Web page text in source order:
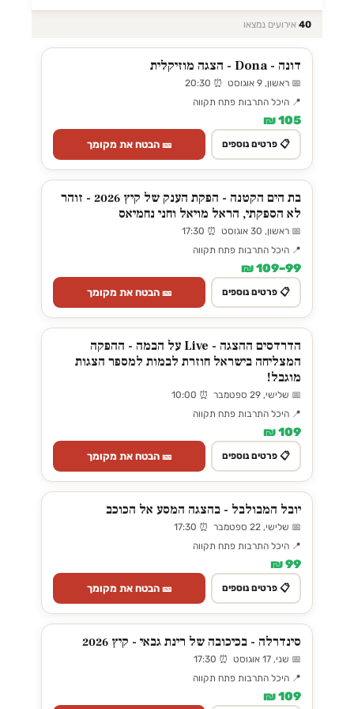
40 אירועים נמצאו
דונה - Dona - הצגה מוזיקלית
📅 ראשון, 9 אוגוסט ⏰ 20:30
📍 היכל התרבות פתח תקווה
105 ₪
📋 פרטים נוספים 🎫 הבטח את מקומך
בת הים הקטנה - הפקת הענק של קיץ 2026 - זוהר
לא הספקתי, הראל מויאל וחני נחמיאס
📅 ראשון, 30 אוגוסט ⏰ 17:30
📍 היכל התרבות פתח תקווה
99–109 ₪
📋 פרטים נוספים 🎫 הבטח את מקומך
הדרדסים ההצגה - Live על הבמה - ההפקה
המצליחה בישראל חוזרת לבמות למספר הצגות
מוגבל!
📅 שלישי, 29 ספטמבר ⏰ 10:00
📍 היכל התרבות פתח תקווה
109 ₪
📋 פרטים נוספים 🎫 הבטח את מקומך
יובל המבולבל - בהצגה המסע אל הכוכב
📅 שלישי, 22 ספטמבר ⏰ 17:30
📍 היכל התרבות פתח תקווה
99 ₪
📋 פרטים נוספים 🎫 הבטח את מקומך
סינדרלה - בכיכובה של רינת גבאי - קיץ 2026
📅 שני, 17 אוגוסט ⏰ 17:30
📍 היכל התרבות פתח תקווה
109 ₪